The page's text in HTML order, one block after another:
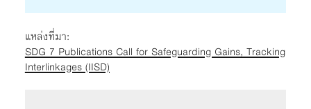
แหล่งที่มา:
SDG 7 Publications Call for Safeguarding Gains, Tracking
Interlinkages (IISD)